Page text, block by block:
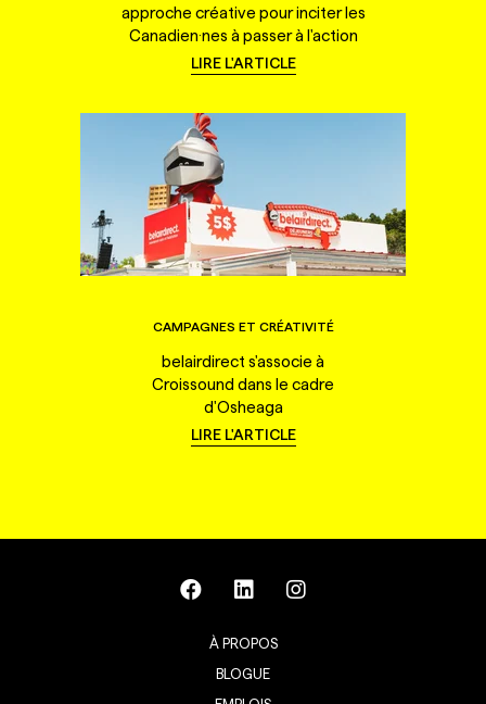
approche créative pour inciter les
Canadien·nes à passer à l'action
LIRE L'ARTICLE
CAMPAGNES ET CRÉATIVITÉ
belairdirect s'associe à
Croissound dans le cadre
d'Osheaga
LIRE L'ARTICLE
À PROPOS
BLOGUE